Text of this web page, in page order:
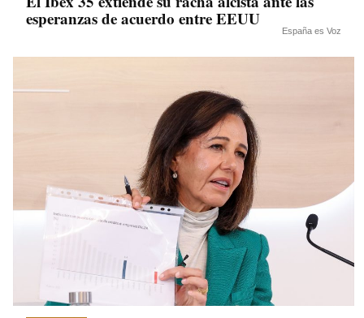
esperanzas de acuerdo entre EEUU
España es Voz